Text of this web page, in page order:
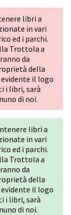
libri a
in vari
ed i parchi.
Trottola a
da
della
il logo
i libri, sarà
di noi.
libri a
in vari
ed i parchi.
Trottola a
da
della
il logo
i libri, sarà
di noi.